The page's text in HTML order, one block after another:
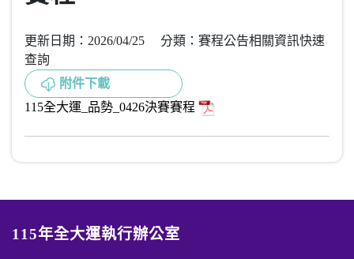
更新日期：2026/04/25 分類：賽程公告相關資訊快速
查詢
附件下載
115全大運_品勢_0426決賽賽程
115年全大運執行辦公室